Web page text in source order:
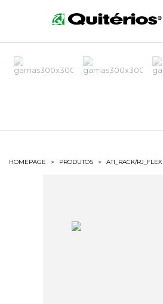
HOMEPAGE > PRODUTOS > ATI_RACK/RJ_FLEX